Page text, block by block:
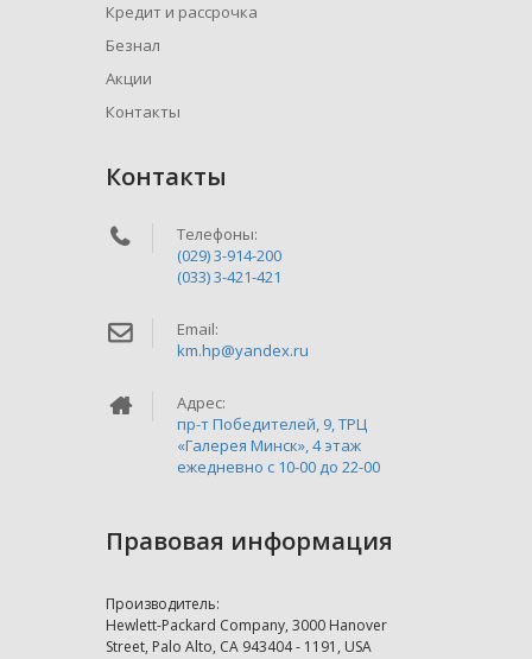
Кредит и рассрочка
Безнал
Акции
Контакты
Контакты
Телефоны:
(029) 3-914-200
(033) 3-421-421
Email:
km.hp@yandex.ru
Адрес:
пр-т Победителей, 9, ТРЦ
«Галерея Минск», 4 этаж
ежедневно c 10-00 до 22-00
Правовая информация
Производитель:
Hewlett-Packard Company, 3000 Hanover
Street, Palo Alto, CA 943404 - 1191, USA